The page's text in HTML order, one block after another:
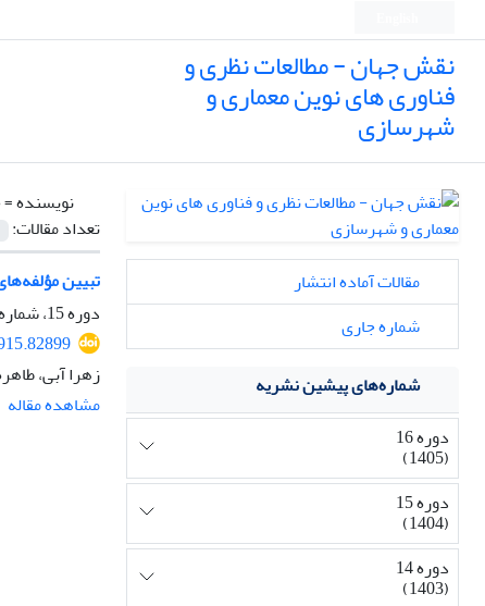
نقش جهان - مطالعات نظری و
فناوری های نوین معماری و
شهرسازی
نویسنده =
تعداد مقالات:
تبیین
دوره 15، شماره 4، زمستان 1404، صفحه
زهرا آبی،
مشاهده مقاله
مقالات آماده انتشار
شماره جاری
شماره‌های پیشین نشریه
دوره 16
(1405)
دوره 15
(1404)
دوره 14
(1403)